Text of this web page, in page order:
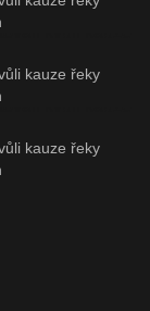
kauze řeky
kauze řeky